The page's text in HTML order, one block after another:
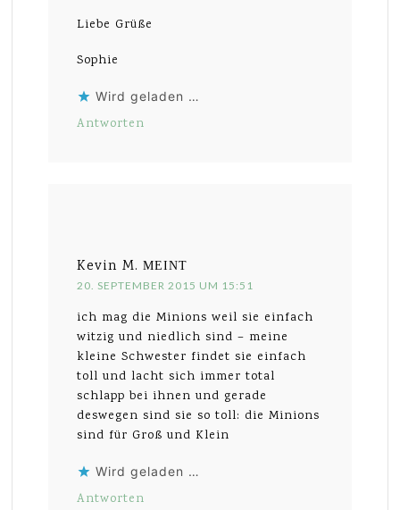
Liebe Grüße
Sophie
Wird geladen …
Antworten
Kevin M. MEINT
20. SEPTEMBER 2015 UM 15:51
ich mag die Minions weil sie einfach
witzig und niedlich sind – meine
kleine Schwester findet sie einfach
toll und lacht sich immer total
schlapp bei ihnen und gerade
deswegen sind sie so toll: die Minions
sind für Groß und Klein
Wird geladen …
Antworten